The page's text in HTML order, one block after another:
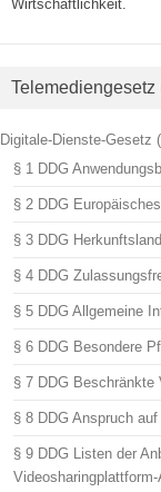
Wirtschaftlichkeit.
Telemediengesetz
Digitale-Dienste-Gesetz
§ 1 DDG
§ 2 DDG
§ 3 DDG
§ 4 DDG
§ 5 DDG Allgemeine
§ 6 DDG Besondere
§ 7 DDG Beschränkte
§ 8 DDG Anspruch
§ 9 DDG Listen der